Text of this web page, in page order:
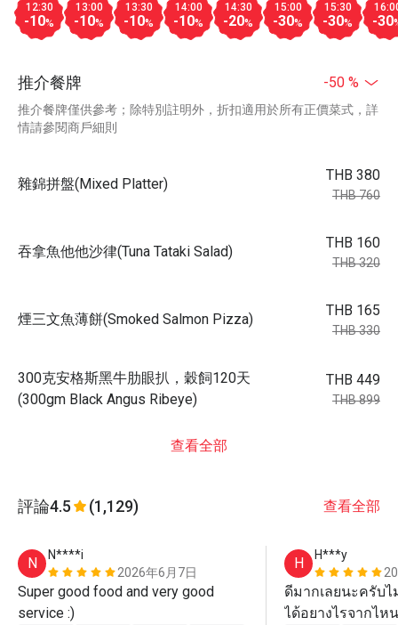
12:30
-10%
13:00
-10%
13:30
-10%
14:00
-10%
14:30
-20%
15:00
-30%
15:30
-30% -30
推介餐牌 -50 %
推介餐牌僅供參考；除特別註明外，折扣適用於所有正價菜式，詳
情請參閱商戶細則
雜錦拼盤(Mixed Platter)
THB 380
THB 760
吞拿魚他他沙律(Tuna Tataki Salad)
THB 160
THB 320
煙三文魚薄餅(Smoked Salmon Pizza)
THB 165
THB 330
300克安格斯黑牛肋眼扒，穀飼120天
(300gm Black Angus Ribeye)
THB 449
THB 899
查看全部
評論4.5 (1,129) 查看全部
N
N****i
2026年6月7日
Super good food and very good
service :)
H
H***y
ดีมากเลยนะครับ
ได้อยางไรจากไ